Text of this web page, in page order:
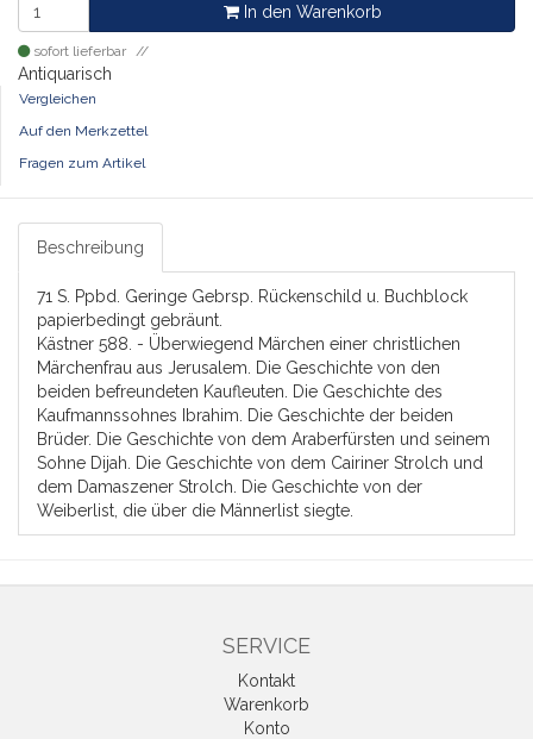
In den Warenkorb
sofort lieferbar
Antiquarisch
Vergleichen
Auf den Merkzettel
Fragen zum Artikel
Beschreibung
71 S. Ppbd. Geringe Gebrsp. Rückenschild u. Buchblock
papierbedingt gebräunt.
Kästner 588. - Überwiegend Märchen einer christlichen
Märchenfrau aus Jerusalem. Die Geschichte von den
beiden befreundeten Kaufleuten. Die Geschichte des
Kaufmannssohnes Ibrahim. Die Geschichte der beiden
Brüder. Die Geschichte von dem Araberfürsten und seinem
Sohne Dijah. Die Geschichte von dem Cairiner Strolch und
dem Damaszener Strolch. Die Geschichte von der
Weiberlist, die über die Männerlist siegte.
SERVICE
Kontakt
Warenkorb
Konto